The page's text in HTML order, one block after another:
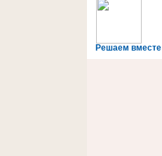
Решаем вместе